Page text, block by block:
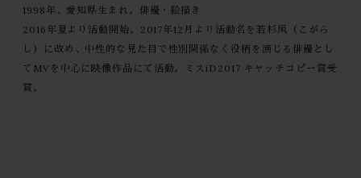
1998年、愛知県生まれ。俳優・絵描き
2016年夏より活動開始。2017年12月より活動名を若杉凩（こがら
し）に改め、中性的な見た目で性別関係なく役柄を演じる俳優とし
てMVを中心に映像作品にて活動。ミスiD2017 キャッチコピー賞受
賞。